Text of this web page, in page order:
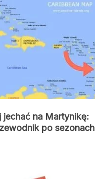
jechać na Martynikę:
po sezonach